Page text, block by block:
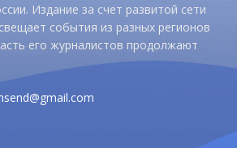
Издание за счет развитой сети
события из разных регионов
его журналистов продолжают